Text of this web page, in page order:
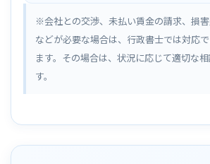
※会社との交渉、未払い賃金の請求、損
などが必要な場合は、行政書士では対応
ます。その場合は、状況に応じて適切な
す。